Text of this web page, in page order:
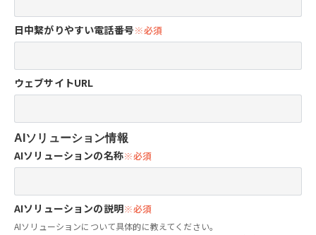
日中繋がりやすい電話番号
ウェブサイトURL
AIソリューション情報
AIソリューションの名称
AIソリューションの説明
AIソリューションについて具体的に教えてください。